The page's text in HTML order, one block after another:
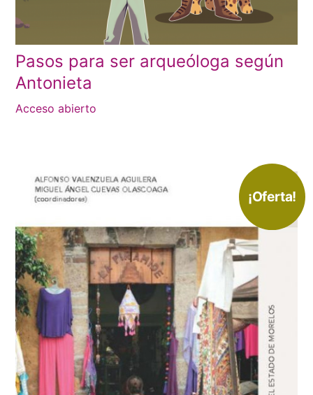
Pasos para ser arqueóloga según
Antonieta
Acceso abierto
¡Oferta!